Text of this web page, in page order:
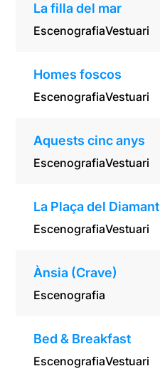
La filla del mar
EscenografiaVestuari
Homes foscos
EscenografiaVestuari
Aquests cinc anys
EscenografiaVestuari
La Plaça del Diamant
EscenografiaVestuari
Ànsia (Crave)
Escenografia
Bed & Breakfast
EscenografiaVestuari